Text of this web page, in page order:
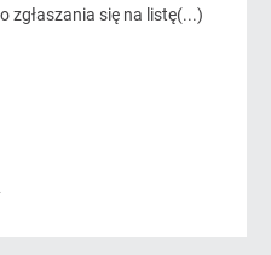
zgłaszania się na listę(...)